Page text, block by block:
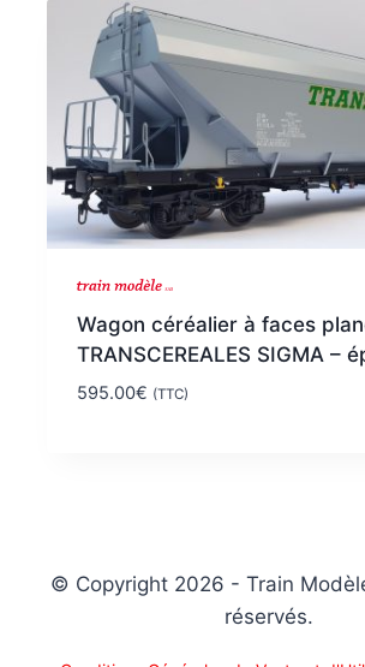
Wagon céréalier à faces
TRANSCEREALES SIGMA –
595.00€ (TTC)
© Copyright 2026 - Train
réservés.